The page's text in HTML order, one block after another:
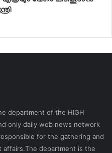
department of the HIGH
only daily web news network
for the gathering and
department is the